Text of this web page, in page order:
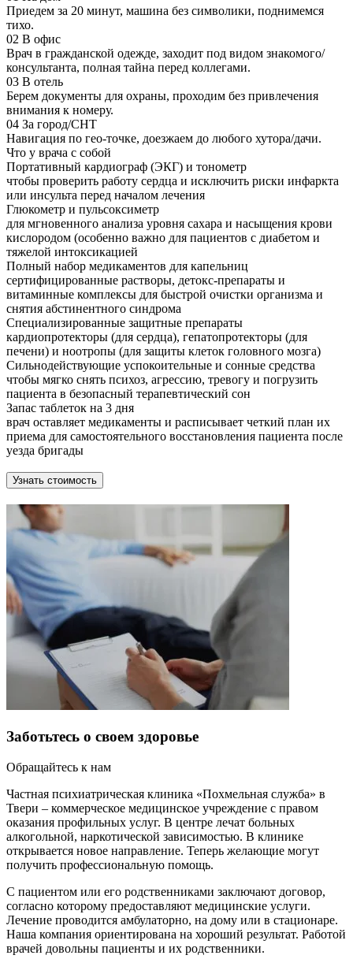
Приедем за 20 минут, машина без символики, поднимемся
тихо.
02 В офис
Врач в гражданской одежде, заходит под видом знакомого/
консультанта, полная тайна перед коллегами.
03 В отель
Берем документы для охраны, проходим без привлечения
внимания к номеру.
04 За город/СНТ
Навигация по гео-точке, доезжаем до любого хутора/дачи.
Что у врача с собой
Портативный кардиограф (ЭКГ) и тонометр
чтобы проверить работу сердца и исключить риски инфаркта
или инсульта перед началом лечения
Глюкометр и пульсоксиметр
для мгновенного анализа уровня сахара и насыщения крови
кислородом (особенно важно для пациентов с диабетом и
тяжелой интоксикацией
Полный набор медикаментов для капельниц
сертифицированные растворы, детокс-препараты и
витаминные комплексы для быстрой очистки организма и
снятия абстинентного синдрома
Специализированные защитные препараты
кардиопротекторы (для сердца), гепатопротекторы (для
печени) и ноотропы (для защиты клеток головного мозга)
Сильнодействующие успокоительные и сонные средства
чтобы мягко снять психоз, агрессию, тревогу и погрузить
пациента в безопасный терапевтический сон
Запас таблеток на 3 дня
врач оставляет медикаменты и расписывает четкий план их
приема для самостоятельного восстановления пациента после
уезда бригады
Узнать стоимость
Заботьтесь о своем здоровье
Обращайтесь к нам
Частная психиатрическая клиника «Похмельная служба» в
Твери – коммерческое медицинское учреждение с правом
оказания профильных услуг. В центре лечат больных
алкогольной, наркотической зависимостью. В клинике
открывается новое направление. Теперь желающие могут
получить профессиональную помощь.
С пациентом или его родственниками заключают договор,
согласно которому предоставляют медицинские услуги.
Лечение проводится амбулаторно, на дому или в стационаре.
Наша компания ориентирована на хороший результат. Работой
врачей довольны пациенты и их родственники.